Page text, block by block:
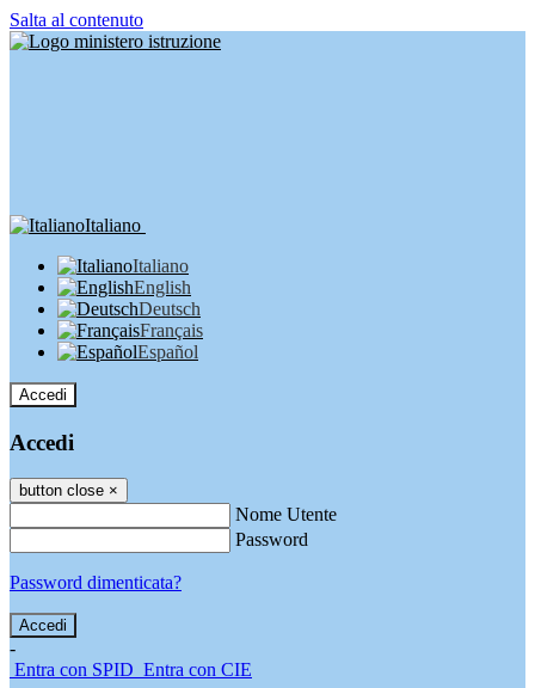
Salta al contenuto
Italiano
Italiano
English
Deutsch
Français
Español
Accedi
Accedi
button close ×
Nome Utente
Password
Password dimenticata?
-
Entra con SPID Entra con CIE